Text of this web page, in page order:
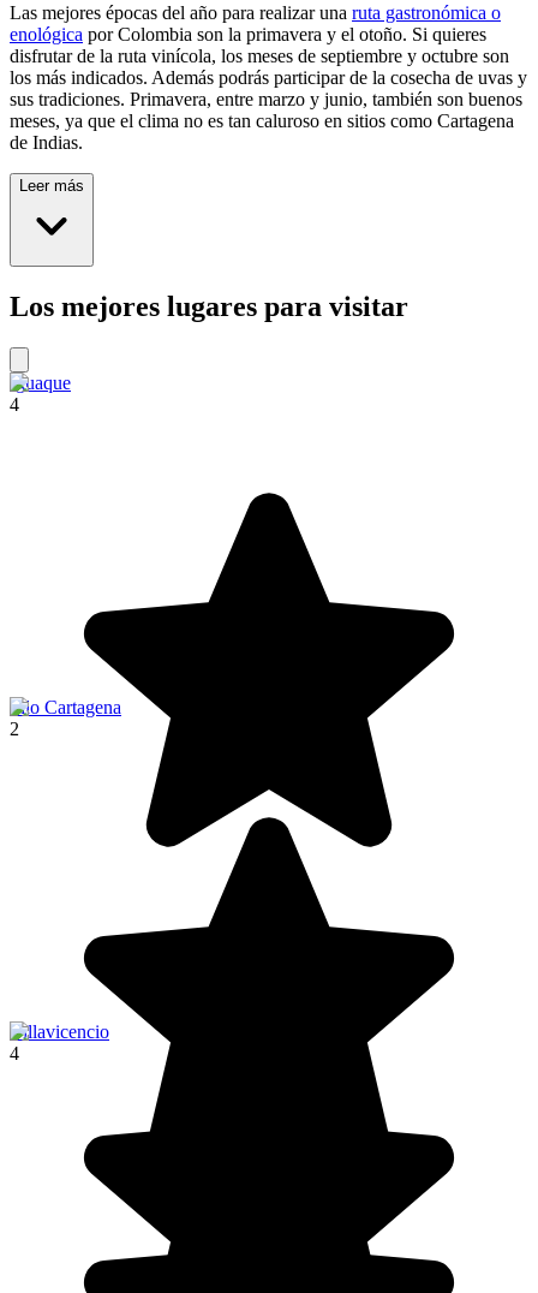
Las mejores épocas del año para realizar una ruta gastronómica o
enológica por Colombia son la primavera y el otoño. Si quieres
disfrutar de la ruta vinícola, los meses de septiembre y octubre son
los más indicados. Además podrás participar de la cosecha de uvas y
sus tradiciones. Primavera, entre marzo y junio, también son buenos
meses, ya que el clima no es tan caluroso en sitios como Cartagena
de Indias.
Leer más
Los mejores lugares para visitar
Iguaque
4
Filo Cartagena
2
Villavicencio
4